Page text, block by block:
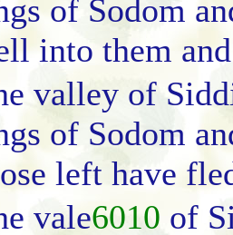
of Sodom
into them
valley of
of Sodom
left have
vale6010 of